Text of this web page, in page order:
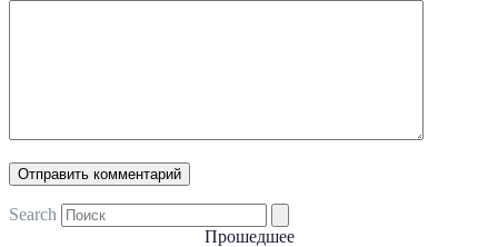
Search
Прошедшее